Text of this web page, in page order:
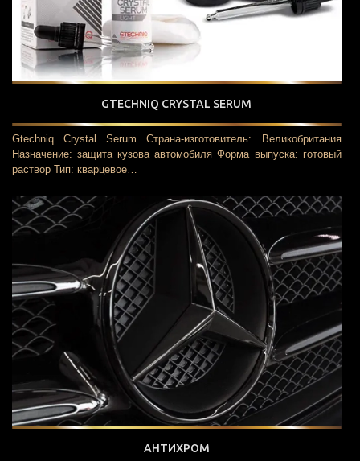
GTECHNIQ CRYSTAL SERUM
Gtechniq Crystal Serum Страна-изготовитель: Великобритания
Назначение: защита кузова автомобиля Форма выпуска: готовый
раствор Тип: кварцевое…
АНТИХРОМ